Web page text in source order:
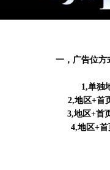
一，广告位方
1,
2,地区+首
3,地区+首
4,地区+